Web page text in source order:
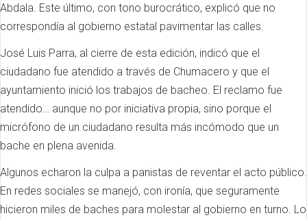
Abdala. Este último, con tono burocrático, explicó que no
correspondía al gobierno estatal pavimentar las calles.
José Luis Parra, al cierre de esta edición, indicó que el
ciudadano fue atendido a través de Chumacero y que el
ayuntamiento inició los trabajos de bacheo. El reclamo fue
atendido… aunque no por iniciativa propia, sino porque el
micrófono de un ciudadano resulta más incómodo que un
bache en plena avenida.
Algunos echaron la culpa a panistas de reventar el acto público.
En redes sociales se manejó, con ironía, que seguramente
hicieron miles de baches para molestar al gobierno en turno. Lo